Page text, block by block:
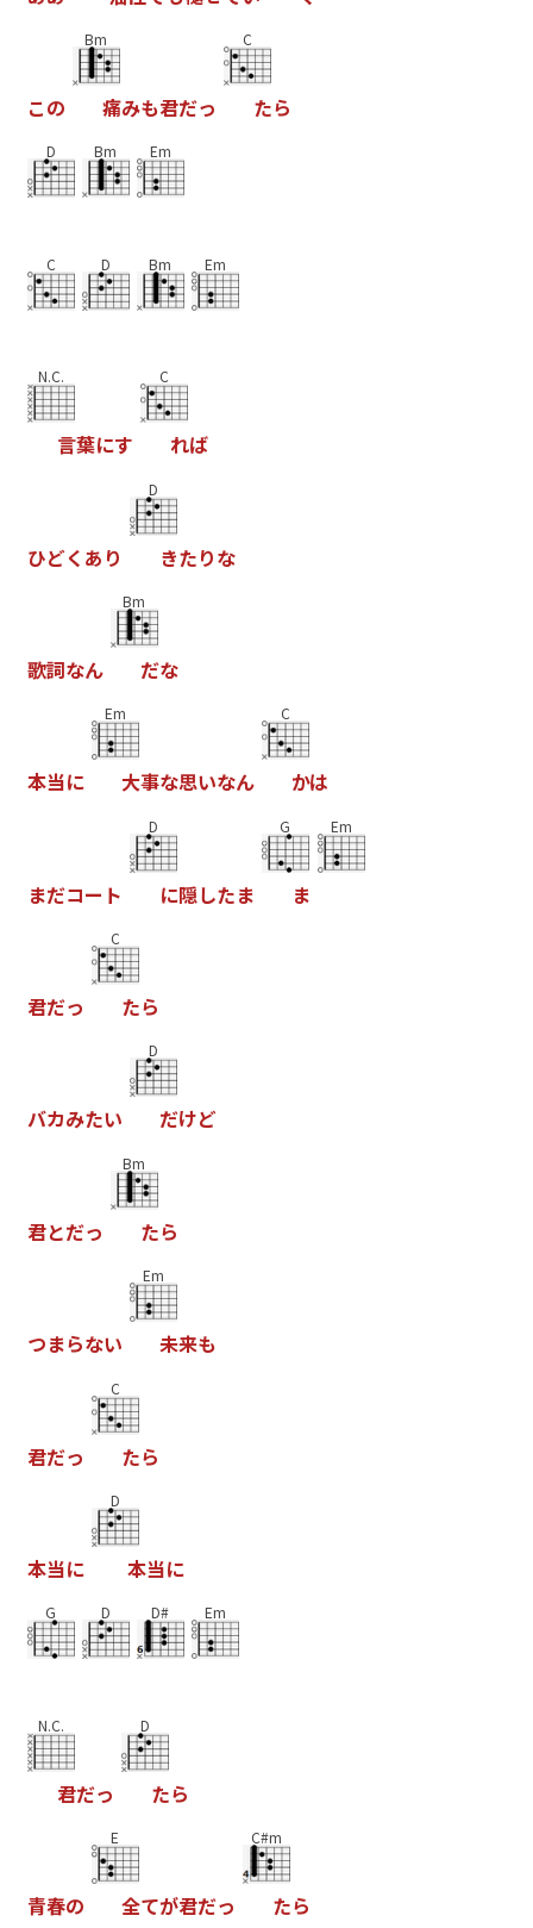
この
Bm
痛みも君だっ
C
たら
D Bm Em
C D Bm Em
N.C.
言葉にす
C
れば
ひどく あ り
D
きたりな
歌詞なん
Bm
だな
本当に
Em
大事な思いなん
C
かは
まだコー ト
D
に隠したま
G
ま
Em
君だっ
C
たら
バカみたい
D
だけど
君とだっ
Bm
たら
つまらない
Em
未来も
君だっ
C
たら
本当に
D
本当に
G D D# Em
N.C.
君だっ
D
たら
青春の
E
全てが君だっ
C#m
たら